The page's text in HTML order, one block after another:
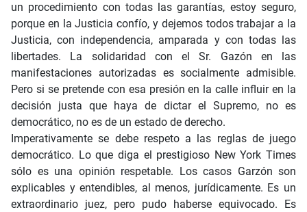
un procedimiento con todas las garantías, estoy seguro,
porque en la Justicia confío, y dejemos todos trabajar a la
Justicia, con independencia, amparada y con todas las
libertades. La solidaridad con el Sr. Gazón en las
manifestaciones autorizadas es socialmente admisible.
Pero si se pretende con esa presión en la calle influir en la
decisión justa que haya de dictar el Supremo, no es
democrático, no es de un estado de derecho.
Imperativamente se debe respeto a las reglas de juego
democrático. Lo que diga el prestigioso New York Times
sólo es una opinión respetable. Los casos Garzón son
explicables y entendibles, al menos, jurídicamente. Es un
extraordinario juez, pero pudo haberse equivocado. Es